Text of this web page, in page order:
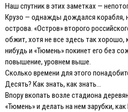
Наш спутник в этих заметках —
Крузо — однажды дождался корабля,
острова. «Остров» второго
обжит, хотя не все здесь так хорошо,
нибудь и «Тюмень» покинет его без
повышение, уровнем выше.
Сколько времени для этого
Десять? Как знать, как знать…
Впору вкопать возле стадиона
«Тюмень» и делать на нем зарубки,